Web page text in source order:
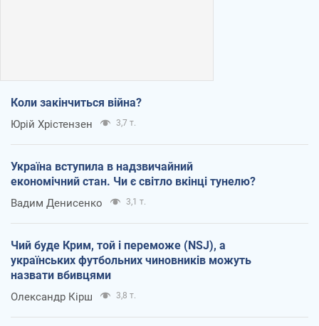
Коли закінчиться війна?
Юрій Хрістензен 3,7 т.
Україна вступила в надзвичайний
економічний стан. Чи є світло вкінці тунелю?
Вадим Денисенко 3,1 т.
Чий буде Крим, той і переможе (NSJ), а
українських футбольних чиновників можуть
назвати вбивцями
Олександр Кірш 3,8 т.